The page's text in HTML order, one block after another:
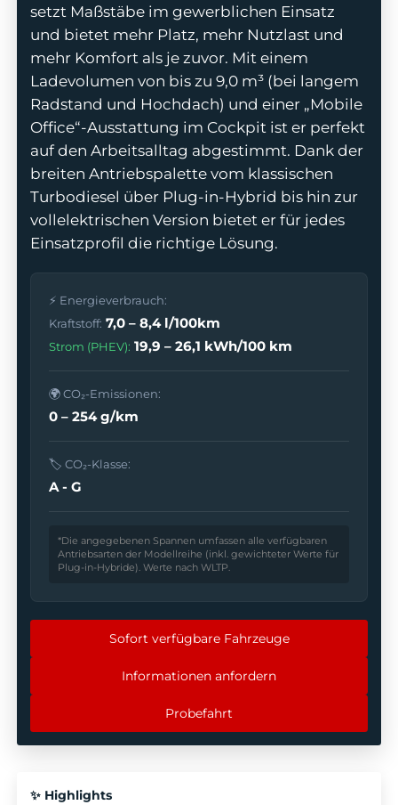
setzt Maßstäbe im gewerblichen Einsatz
und bietet mehr Platz, mehr Nutzlast und
mehr Komfort als je zuvor. Mit einem
Ladevolumen von bis zu 9,0 m³ (bei langem
Radstand und Hochdach) und einer „Mobile
Office“-Ausstattung im Cockpit ist er perfekt
auf den Arbeitsalltag abgestimmt. Dank der
breiten Antriebspalette vom klassischen
Turbodiesel über Plug-in-Hybrid bis hin zur
vollelektrischen Version bietet er für jedes
Einsatzprofil die richtige Lösung.
⚡ Energieverbrauch:
Kraftstoff: 7,0 – 8,4 l/100km
Strom (PHEV): 19,9 – 26,1 kWh/100 km
🌍 CO₂-Emissionen:
0 – 254 g/km
🏷️ CO₂-Klasse:
A - G
*Die angegebenen Spannen umfassen alle verfügbaren
Antriebsarten der Modellreihe (inkl. gewichteter Werte für
Plug-in-Hybride). Werte nach WLTP.
Sofort verfügbare Fahrzeuge
Informationen anfordern
Probefahrt
✨ Highlights